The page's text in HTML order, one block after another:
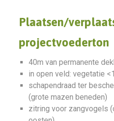
Plaatsen/
projectvoederton
40m van permanente
in open veld: vegetatie
schapendraad ter
(grote mazen beneden)
zitring voor zangvogels